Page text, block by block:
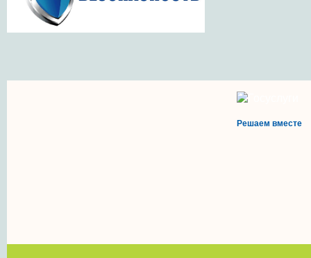
Решаем вместе